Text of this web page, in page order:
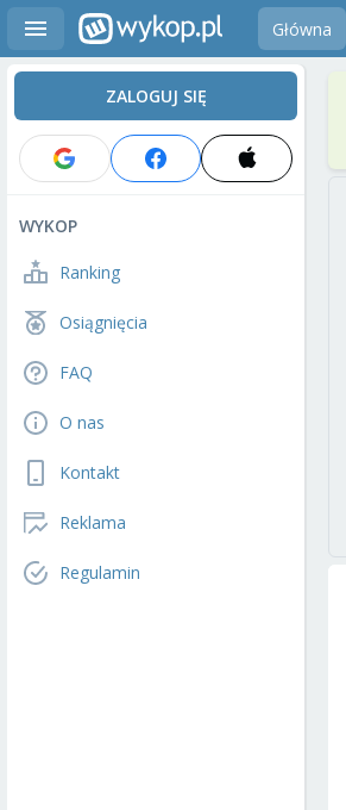
Główna
ZALOGUJ SIĘ
WYKOP
Ranking
Osiągnięcia
FAQ
O nas
Kontakt
Reklama
Regulamin